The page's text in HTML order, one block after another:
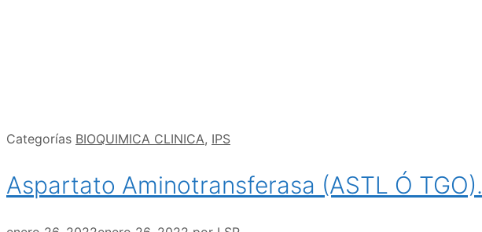
Categorías BIOQUIMICA CLINICA, IPS
Aspartato Aminotransferasa (ASTL Ó TGO).